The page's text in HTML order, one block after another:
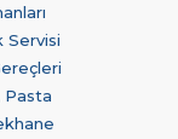
Servisi
Pasta